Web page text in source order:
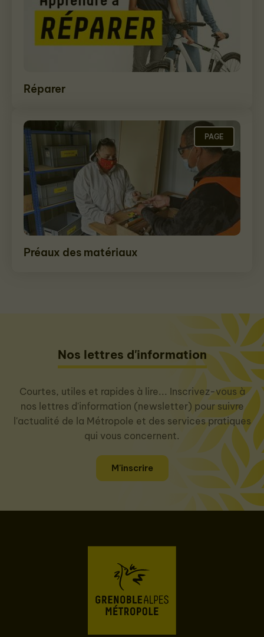
Réparer
Préaux des matériaux
PAGE
Nos lettres d'information
Courtes, utiles et rapides à lire... Inscrivez-vous à
nos lettres d'information (newsletter) pour suivre
l'actualité de la Métropole et des services pratiques
qui vous concernent.
M'inscrire